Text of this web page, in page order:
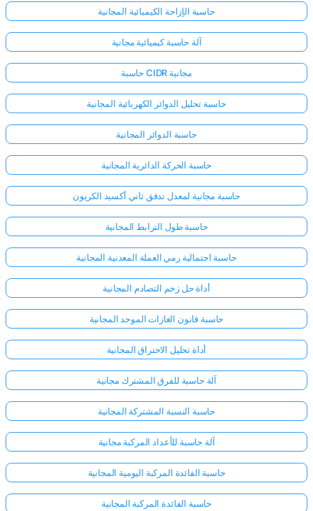
حاسبة الإزاحة الكيميائية المجانية
آلة حاسبة كيميائية مجانية
حاسبة CIDR مجانية
حاسبة تحليل الدوائر الكهربائية المجانية
حاسبة الدوائر المجانية
حاسبة الحركة الدائرية المجانية
حاسبة مجانية لمعدل تدفق ثاني أكسيد الكربون
حاسبة طول الترابط المجانية
حاسبة احتمالية رمي العملة المعدنية المجانية
أداة حل زخم التصادم المجانية
حاسبة قانون الغازات الموحد المجانية
أداة تحليل الاحتراق المجانية
آلة حاسبة للفرق المشترك مجانية
حاسبة النسبة المشتركة المجانية
آلة حاسبة للأعداد المركبة مجانية
حاسبة الفائدة المركبة اليومية المجانية
حاسبة الفائدة المركبة المجانية